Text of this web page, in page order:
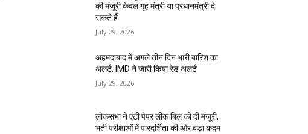
की मंजूरी केवल गृह मंत्री या प्रधानमंत्री दे
सकते हैं
July 29, 2026
अहमदाबाद में अगले तीन दिन भारी बारिश का
अलर्ट, IMD ने जारी किया रेड अलर्ट
July 29, 2026
लोकसभा ने एंटी पेपर लीक बिल को दी मंजूरी,
भर्ती परीक्षाओं में पारदर्शिता की ओर बड़ा कदम